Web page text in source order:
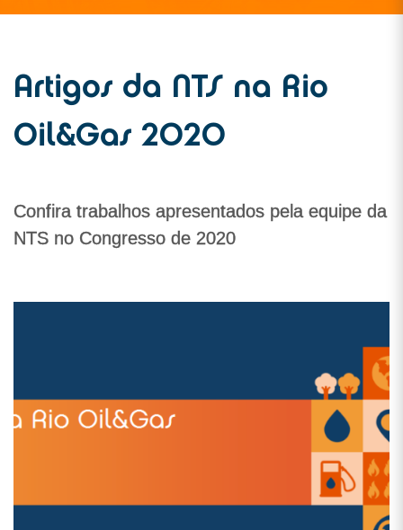
Artigos da NTS na Rio
Oil&Gas 2020
Confira trabalhos apresentados pela equipe da
NTS no Congresso de 2020